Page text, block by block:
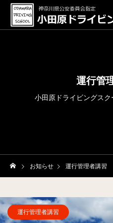
運行管
小田原ドライビングス
お知らせ 運行管理者講習
運行管理者講習